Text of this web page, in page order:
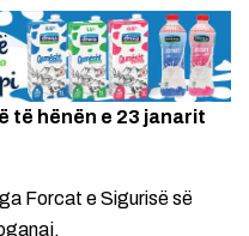
të hënën e 23 janarit
Forcat e Sigurisë së